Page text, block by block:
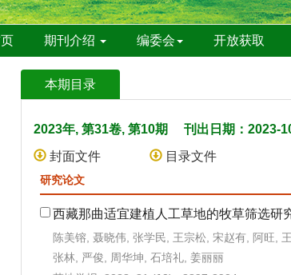
期刊介绍 编委会 开放获取
本期目录
2023年, 第31卷, 第10期 刊出日期：2023-
封面文件
目录文件
研究论文
西藏那曲适宜建植人工草地的牧草筛选研
陈美镕, 聂晓伟, 张学民, 王宗松, 宋赵有, 阿旺,
张林, 严俊, 周华坤, 石培礼, 姜丽丽